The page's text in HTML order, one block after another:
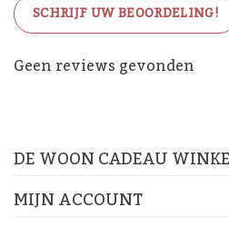
SCHRIJF UW BEOORDELING!
Geen reviews gevonden
De Woon
DE WOON CADEAU
MIJN ACCOUNT